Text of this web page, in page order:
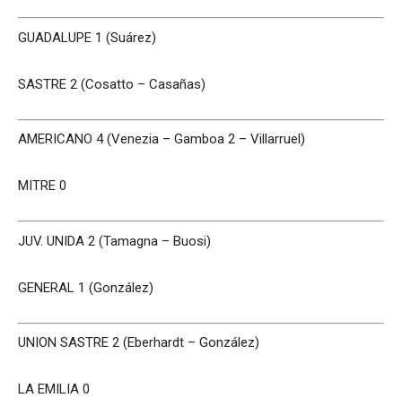
GUADALUPE 1 (Suárez)
SASTRE 2 (Cosatto – Casañas)
AMERICANO 4 (Venezia – Gamboa 2 – Villarruel)
MITRE 0
JUV. UNIDA 2 (Tamagna – Buosi)
GENERAL 1 (González)
UNION SASTRE 2 (Eberhardt – González)
LA EMILIA 0